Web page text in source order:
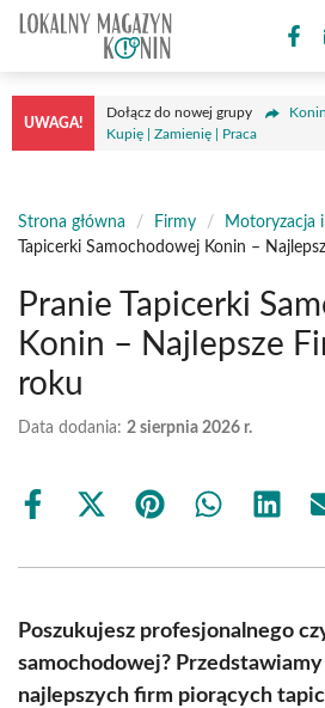
Przejdź
treści
UWAGA!
Dołącz do nowej grupy
Kupię | Zamienię | Praca
Strona główna / Firmy / Motoryzacja
Tapicerki Samochodowej Konin –
Pranie Tapicerki
Konin – Najlepsze
roku
Data dodania: 2 sierpnia 2026 r.
Share
Share
(Twitter)
Share Share Share
Poszukujesz profesjonalnego
samochodowej?
najlepszych firm piorących